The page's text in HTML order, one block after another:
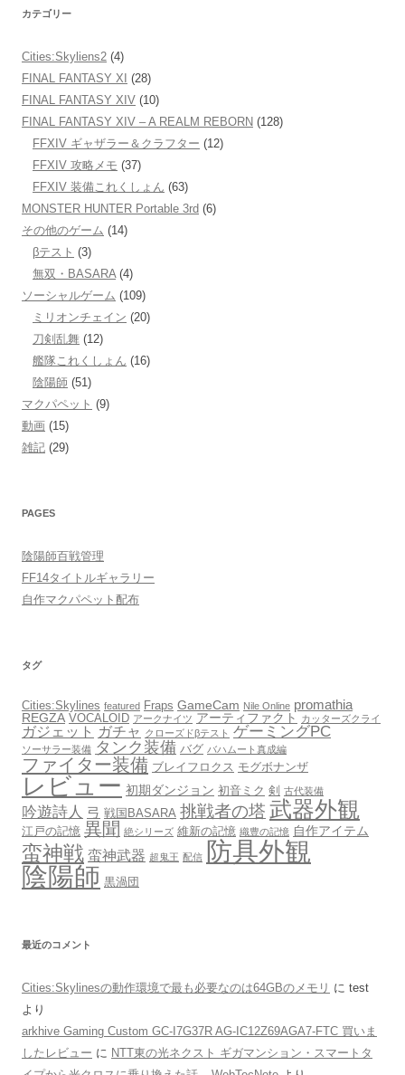
カテゴリー
Cities:Skyliens2 (4)
FINAL FANTASY XI (28)
FINAL FANTASY XIV (10)
FINAL FANTASY XIV – A REALM REBORN (128)
FFXIV ギャザラー＆クラフター (12)
FFXIV 攻略メモ (37)
FFXIV 装備これくしょん (63)
MONSTER HUNTER Portable 3rd (6)
その他のゲーム (14)
βテスト (3)
無双・BASARA(4)
ソーシャルゲーム (109)
ミリオンチェイン (20)
刀剣乱舞 (12)
艦隊これくしょん (16)
陰陽師 (51)
マクパペット (9)
動画 (15)
雑記 (29)
PAGES
陰陽師百戦管理
FF14タイトルギャラリー
自作マクパペット配布
タグ
Cities:Skylines featured Fraps GameCam Nile Online promathia
REGZA VOCALOID アークナイツ アーティファクト カッターズクライ
ガジェット ガチャ クローズドβテスト ゲーミングPC
ソーサラー装備 タンク装備 バグ バハムート真成編
ファイター装備 ブレイフロクス モグボナンザ
レビュー 初期ダンジョン 初音ミク 剣 古代装備
吟遊詩人 弓 戦国BASARA 挑戦者の塔 武器外観
江戸の記憶 異聞 絶シリーズ 維新の記憶 織豊の記憶 自作アイテム
蛮神戦 蛮神武器 超鬼王 配信 防具外観
陰陽師 黒渦団
最近のコメント
Cities:Skylinesの動作環境で最も必要なのは64GBのメモリ に test
より
arkhive Gaming Custom GC-I7G37R AG-IC12Z69AGA7-FTC 買いま
したレビュー に NTT東の光ネクスト ギガマンション・スマートタ